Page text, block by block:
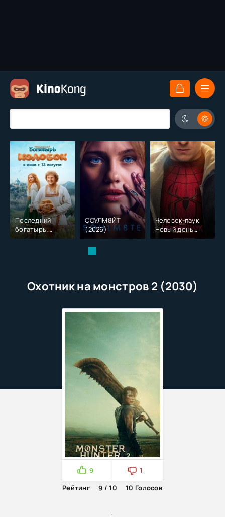
Последний
богатырь.
Колобок (2026)
СОУЛМ8ЙТ
(2026)
Человек-паук:
Новый день
(2026)
Охотник на монстров 2 (2030)
,
9
1
Рейтинг
9 / 10 10 Голосов